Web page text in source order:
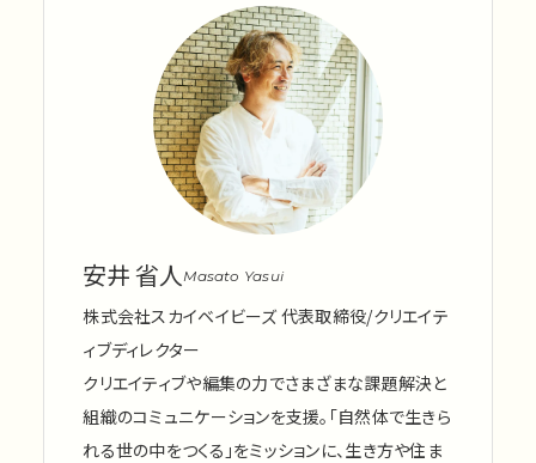
安井 省人Masato Yasui
株式会社スカイベイビーズ 代表取締役/クリエイテ
ィブディレクター
クリエイティブや編集の力でさまざまな課題解決と
組織のコミュニケーションを支援。「自然体で生きら
れる世の中をつくる」をミッションに、生き方や住ま